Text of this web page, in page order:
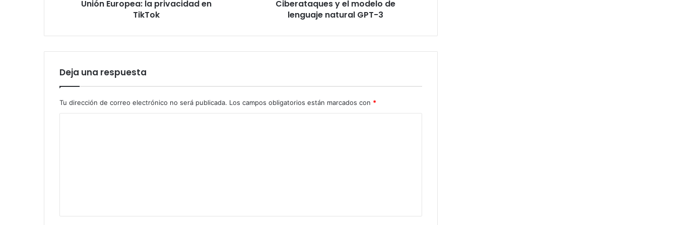
Unión Europea: la privacidad en
TikTok
Ciberataques y el modelo de
lenguaje natural GPT-3
Deja una respuesta
Tu dirección de correo electrónico no será publicada. Los campos obligatorios están marcados con *